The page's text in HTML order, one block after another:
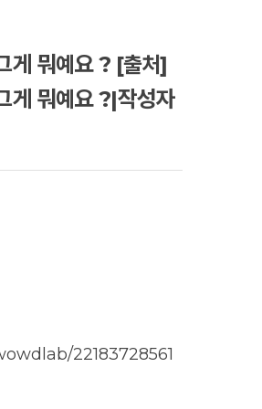
게 뭐예요 ? [출처]
게 뭐예요 ?|작성자
22183728561